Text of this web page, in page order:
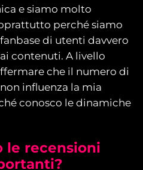
e siamo molto
perché siamo
di utenti davvero
contenuti. A livello
che il numero di
influenza la mia
conosco le dinamiche
le recensioni